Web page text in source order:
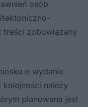
osób
treści zobowiązany
o wydanie
należy
planowana jest